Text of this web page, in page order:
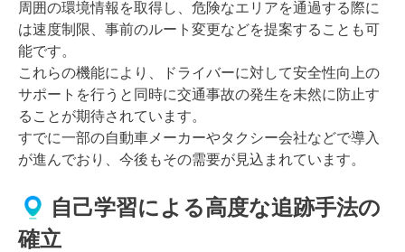
周囲の環境情報を取得し、危険なエリアを通過する際に
は速度制限、事前のルート変更などを提案することも可
能です。
これらの機能により、ドライバーに対して安全性向上の
サポートを行うと同時に交通事故の発生を未然に防止す
ることが期待されています。
すでに一部の自動車メーカーやタクシー会社などで導入
が進んでおり、今後もその需要が見込まれています。
自己学習による高度な追跡手法の
確立